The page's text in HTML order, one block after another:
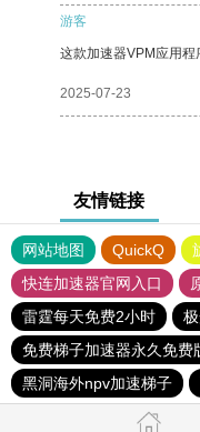
游客
这款加速器VPM应用程
2025-07-23
友情链接
网站地图 QuickQ
快连加速器官网入口
雷霆每天免费2小时
免费梯子加速器永久免费
黑洞海外npv加速梯子